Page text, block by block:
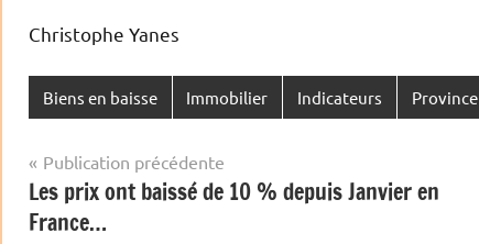
Christophe Yanes
Biens en baisse Immobilier Indicateurs Province
Navigation
de
l’article
Publication précédente
Les prix ont baissé de 10 % depuis Janvier en
France…